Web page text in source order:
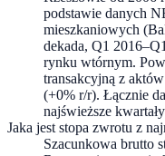
podstawie danych
mieszkaniowych
dekada, Q1
rynku wtórnym.
transakcyjną z
(+0% r/r). Łącznie
najświeższe
Jaka jest stopa zwrotu z
Szacunkowa brutto